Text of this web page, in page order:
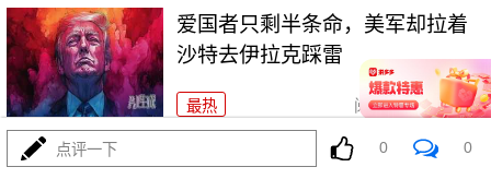
爱国者只剩半条命，美军却拉着
沙特去伊拉克踩雷
最热 阅读 11754
特朗普官宣“哈马斯缴械”，内塔尼
点评一下 0 0